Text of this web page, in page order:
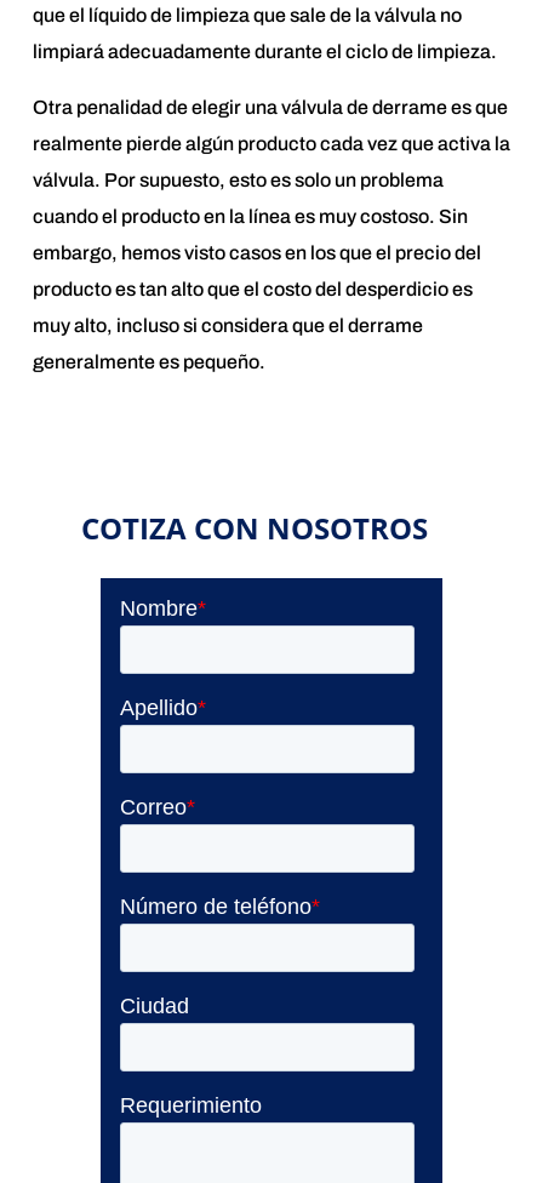
que el líquido de limpieza que sale de la válvula no
limpiará adecuadamente durante el ciclo de limpieza.
Otra penalidad de elegir una válvula de derrame es que
realmente pierde algún producto cada vez que activa la
válvula. Por supuesto, esto es solo un problema
cuando el producto en la línea es muy costoso. Sin
embargo, hemos visto casos en los que el precio del
producto es tan alto que el costo del desperdicio es
muy alto, incluso si considera que el derrame
generalmente es pequeño.
COTIZA CON NOSOTROS